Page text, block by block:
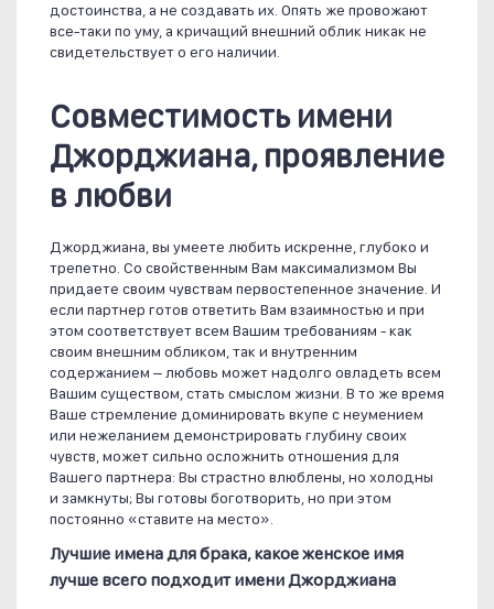
достоинства, а не создавать их. Опять же провожают
все-таки по уму, а кричащий внешний облик никак не
свидетельствует о его наличии.
Совместимость имени
Джорджиана, проявление
в любви
Джорджиана, вы умеете любить искренне, глубоко и
трепетно. Со свойственным Вам максимализмом Вы
придаете своим чувствам первостепенное значение. И
если партнер готов ответить Вам взаимностью и при
этом соответствует всем Вашим требованиям - как
своим внешним обликом, так и внутренним
содержанием – любовь может надолго овладеть всем
Вашим существом, стать смыслом жизни. В то же время
Ваше стремление доминировать вкупе с неумением
или нежеланием демонстрировать глубину своих
чувств, может сильно осложнить отношения для
Вашего партнера: Вы страстно влюблены, но холодны
и замкнуты; Вы готовы боготворить, но при этом
постоянно «ставите на место».
Лучшие имена для брака, какое женское имя
лучше всего подходит имени Джорджиана